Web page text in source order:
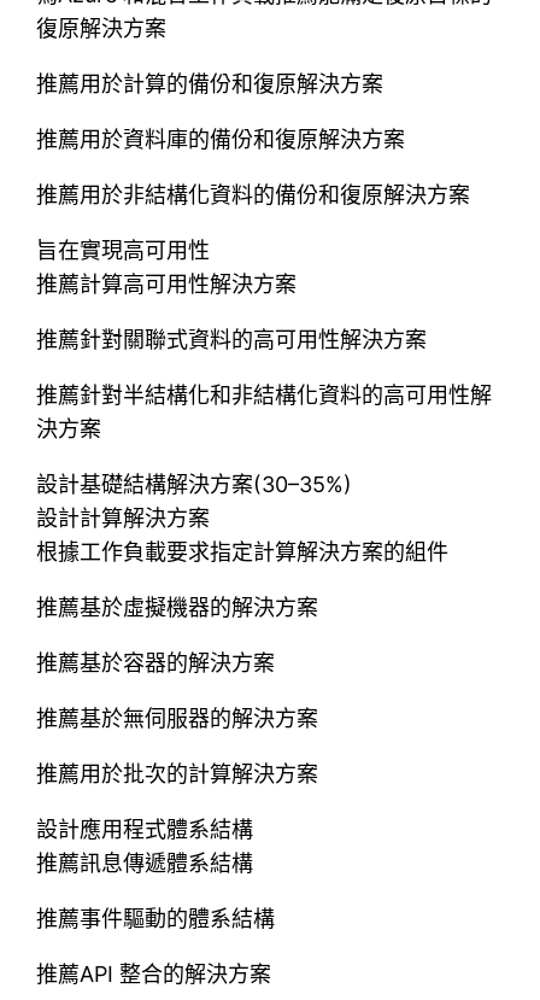
復原解決方案
推薦用於計算的備份和復原解決方案
推薦用於資料庫的備份和復原解決方案
推薦用於非結構化資料的備份和復原解決方案
旨在實現高可用性
推薦計算高可用性解決方案
推薦針對關聯式資料的高可用性解決方案
推薦針對半結構化和非結構化資料的高可用性解
決方案
設計基礎結構解決方案(30–35%)
設計計算解決方案
根據工作負載要求指定計算解決方案的組件
推薦基於虛擬機器的解決方案
推薦基於容器的解決方案
推薦基於無伺服器的解決方案
推薦用於批次的計算解決方案
設計應用程式體系結構
推薦訊息傳遞體系結構
推薦事件驅動的體系結構
推薦API 整合的解決方案